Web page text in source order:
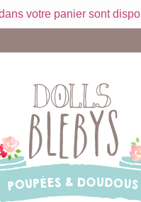
votre panier sont